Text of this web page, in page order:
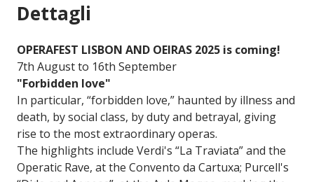
Dettagli
OPERAFEST LISBON AND OEIRAS 2025 is coming!
7th August to 16th September
"Forbidden love"
In particular, “forbidden love,” haunted by illness and
death, by social class, by duty and betrayal, giving
rise to the most extraordinary operas.
The highlights include Verdi's “La Traviata” and the
Operatic Rave, at the Convento da Cartuxa; Purcell's